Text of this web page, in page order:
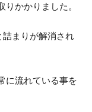
かかりました。
まりが解消され
に流れている事を